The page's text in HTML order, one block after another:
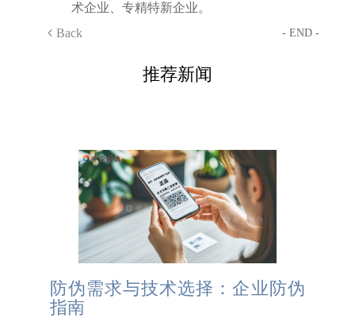
术企业、专精特新企业。
Back
- END -
推荐新闻
防伪需求与技术选择：企业防伪
指南